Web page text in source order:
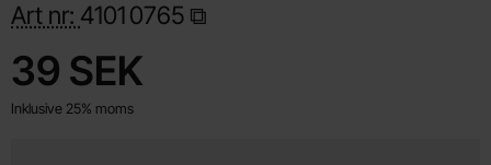
Art nr: 41010765
pris
39 SEK
Inklusive 25% moms